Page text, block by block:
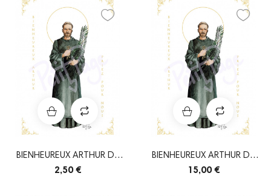
BIENHEUREUX ARTHUR DE
GLASTONBURY
2,50 €
BIENHEUREUX ARTHUR DE
GLASTONBURY
15,00 €